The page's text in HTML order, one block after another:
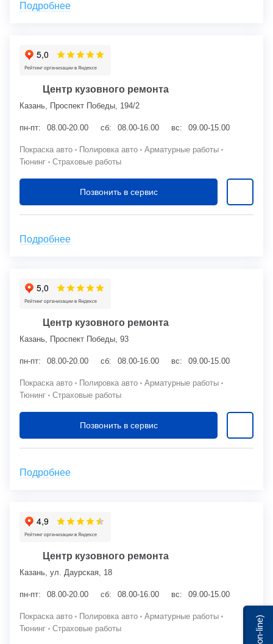
Подробнее
Центр кузовного ремонта
Казань, Проспект Победы, 194/2
пн-пт: 08.00-20.00 сб: 08.00-16.00 вс: 09.00-15.00
Покраска авто Полировка авто
Арматурные работы
Тюнинг
Страховые работы
Позвонить в сервис
Подробнее
Центр кузовного ремонта
Казань, Проспект Победы, 93
пн-пт: 08.00-20.00 сб: 08.00-16.00 вс: 09.00-15.00
Покраска авто Полировка авто
Арматурные работы
Тюнинг
Страховые работы
Позвонить в сервис
Подробнее
Центр кузовного ремонта
Казань, ул. Даурская, 18
пн-пт: 08.00-20.00 сб: 08.00-16.00 вс: 09.00-15.00
Покраска авто Полировка авто
Арматурные работы
Тюнинг
Страховые работы